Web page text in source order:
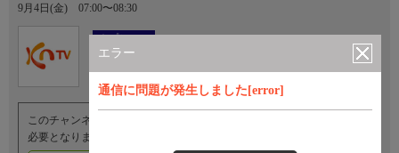
エラー
通信に問題が発生しました[error]
9月4日(金) 07:00〜08:30
オプション
Ch.761
KNTV
このチャンネルのご視聴には、オプションチャンネル(有料)のご契約が
必要となります。